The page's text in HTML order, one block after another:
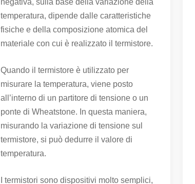
negativa, sulla base della variazione della
temperatura, dipende dalle caratteristiche
fisiche e della composizione atomica del
materiale con cui è realizzato il termistore.
Quando il termistore è utilizzato per
misurare la temperatura, viene posto
all’interno di un partitore di tensione o un
ponte di Wheatstone. In questa maniera,
misurando la variazione di tensione sul
termistore, si può dedurre il valore di
temperatura.
I termistori sono dispositivi molto semplici,